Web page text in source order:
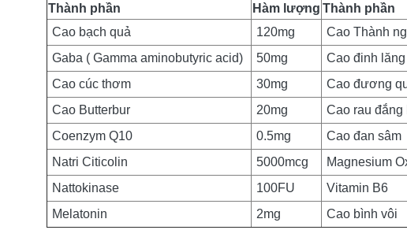
Thành phần Hàm lượng Thành phần
Cao bạch quả
120mg Cao Thành
Gaba ( Gamma aminobutyric acid)
50mg Cao đinh lăng
Cao cúc thơm
30mg Cao đương
Cao Butterbur
20mg Cao rau đắng
Coenzym Q10
0.5mg Cao đan sâm
Natri Citicolin
5000mcg Magnesium
Nattokinase
100FU Vitamin B6
Melatonin
2mg Cao bình vôi